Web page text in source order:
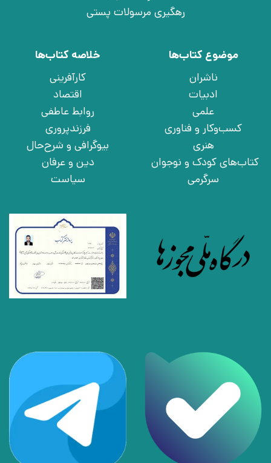
رهگیری مرسولات پستی
موضوع کتاب‌ها
ناشران
ادبیات
علمی
کسب‌وکار و فناوری
هنری
کتاب‌های کودک و نوجوان
سرگرمی
خلاصه کتاب‌ها
کارآفرینی
اقتصاد
روابط عاطفی
فرزندپروری
بیوگرافی و شرح‌حال
دین و عرفان
سیاست